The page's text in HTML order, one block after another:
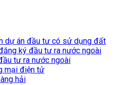
dự án đầu tư có sử dụng đất
ký đầu tư ra nước ngoài
tư ra nước ngoài
mại điện tử
hải